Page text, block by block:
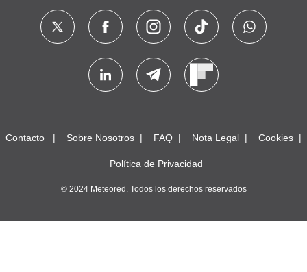
Contacto Sobre Nosotros FAQ Nota Legal Cookies
Política de Privacidad
© 2024 Meteored. Todos los derechos reservados